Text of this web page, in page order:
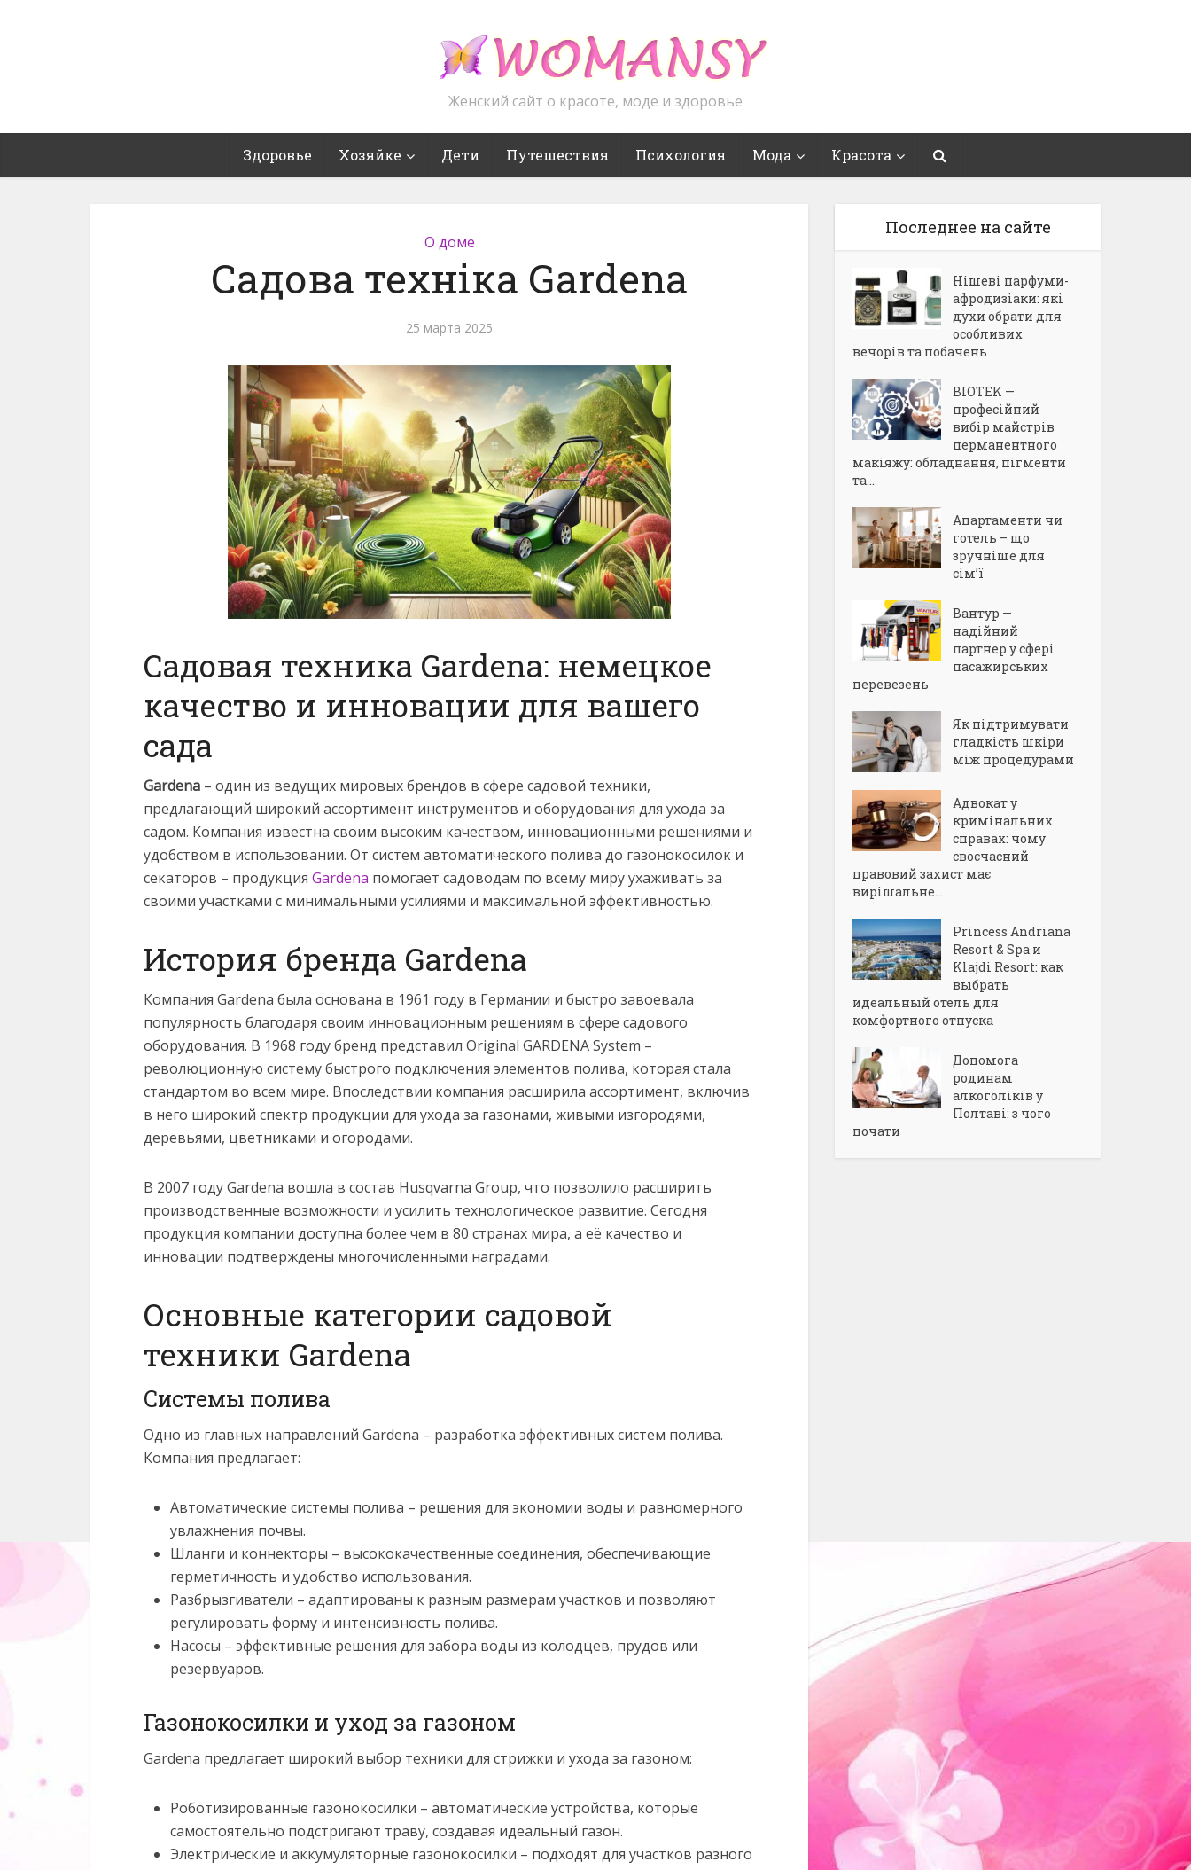
Женский сайт о красоте, моде и здоровье
Здоровье Хозяйке Дети Путешествия Психология Мода Красота
О доме
Садова техніка Gardena
25 марта 2025
Садовая техника Gardena: немецкое
качество и инновации для вашего
сада
Gardena – один из ведущих мировых брендов в сфере садовой техники,
предлагающий широкий ассортимент инструментов и оборудования для ухода за
садом. Компания известна своим высоким качеством, инновационными решениями и
удобством в использовании. От систем автоматического полива до газонокосилок и
секаторов – продукция Gardena помогает садоводам по всему миру ухаживать за
своими участками с минимальными усилиями и максимальной эффективностью.
История бренда Gardena
Компания Gardena была основана в 1961 году в Германии и быстро завоевала
популярность благодаря своим инновационным решениям в сфере садового
оборудования. В 1968 году бренд представил Original GARDENA System –
революционную систему быстрого подключения элементов полива, которая стала
стандартом во всем мире. Впоследствии компания расширила ассортимент, включив
в него широкий спектр продукции для ухода за газонами, живыми изгородями,
деревьями, цветниками и огородами.
В 2007 году Gardena вошла в состав Husqvarna Group, что позволило расширить
производственные возможности и усилить технологическое развитие. Сегодня
продукция компании доступна более чем в 80 странах мира, а её качество и
инновации подтверждены многочисленными наградами.
Основные категории садовой
техники Gardena
Системы полива
Одно из главных направлений Gardena – разработка эффективных систем полива.
Компания предлагает:
Автоматические системы полива – решения для экономии воды и равномерного
увлажнения почвы.
Шланги и коннекторы – высококачественные соединения, обеспечивающие
герметичность и удобство использования.
Разбрызгиватели – адаптированы к разным размерам участков и позволяют
регулировать форму и интенсивность полива.
Насосы – эффективные решения для забора воды из колодцев, прудов или
резервуаров.
Газонокосилки и уход за газоном
Gardena предлагает широкий выбор техники для стрижки и ухода за газоном:
Роботизированные газонокосилки – автоматические устройства, которые
самостоятельно подстригают траву, создавая идеальный газон.
Электрические и аккумуляторные газонокосилки – подходят для участков разного
Последнее на сайте
Нішеві парфуми-
афродизіаки: які
духи обрати для
особливих
вечорів та побачень
BIOTEK —
професійний
вибір майстрів
перманентного
макіяжу: обладнання, пігменти
та...
Апартаменти чи
готель – що
зручніше для
сім’ї
Вантур —
надійний
партнер у сфері
пасажирських
перевезень
Як підтримувати
гладкість шкіри
між процедурами
Адвокат у
кримінальних
справах: чому
своєчасний
правовий захист має
вирішальне...
Princess Andriana
Resort & Spa и
Klajdi Resort: как
выбрать
идеальный отель для
комфортного отпуска
Допомога
родинам
алкоголіків у
Полтаві: з чого
почати